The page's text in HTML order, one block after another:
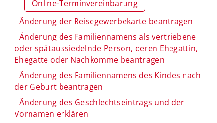
Online-Terminvereinbarung
Änderung der Reisegewerbekarte beantragen
Änderung des Familiennamens als vertriebene
oder spätaussiedelnde Person, deren Ehegattin,
Ehegatte oder Nachkomme beantragen
Änderung des Familiennamens des Kindes nach
der Geburt beantragen
Änderung des Geschlechtseintrags und der
Vornamen erklären